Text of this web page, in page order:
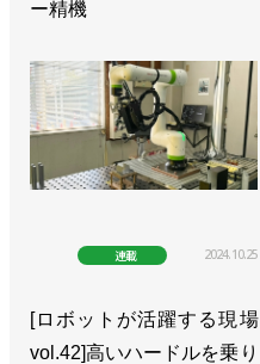
ー精機
連載 2024.10.25
[ロボットが活躍する現場
vol.42]高いハードルを乗り